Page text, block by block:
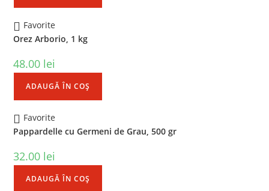
Favorite
Orez Arborio, 1 kg
48.00 lei
ADAUGĂ ÎN COȘ
Favorite
Pappardelle cu Germeni de Grau, 500 gr
32.00 lei
ADAUGĂ ÎN COȘ